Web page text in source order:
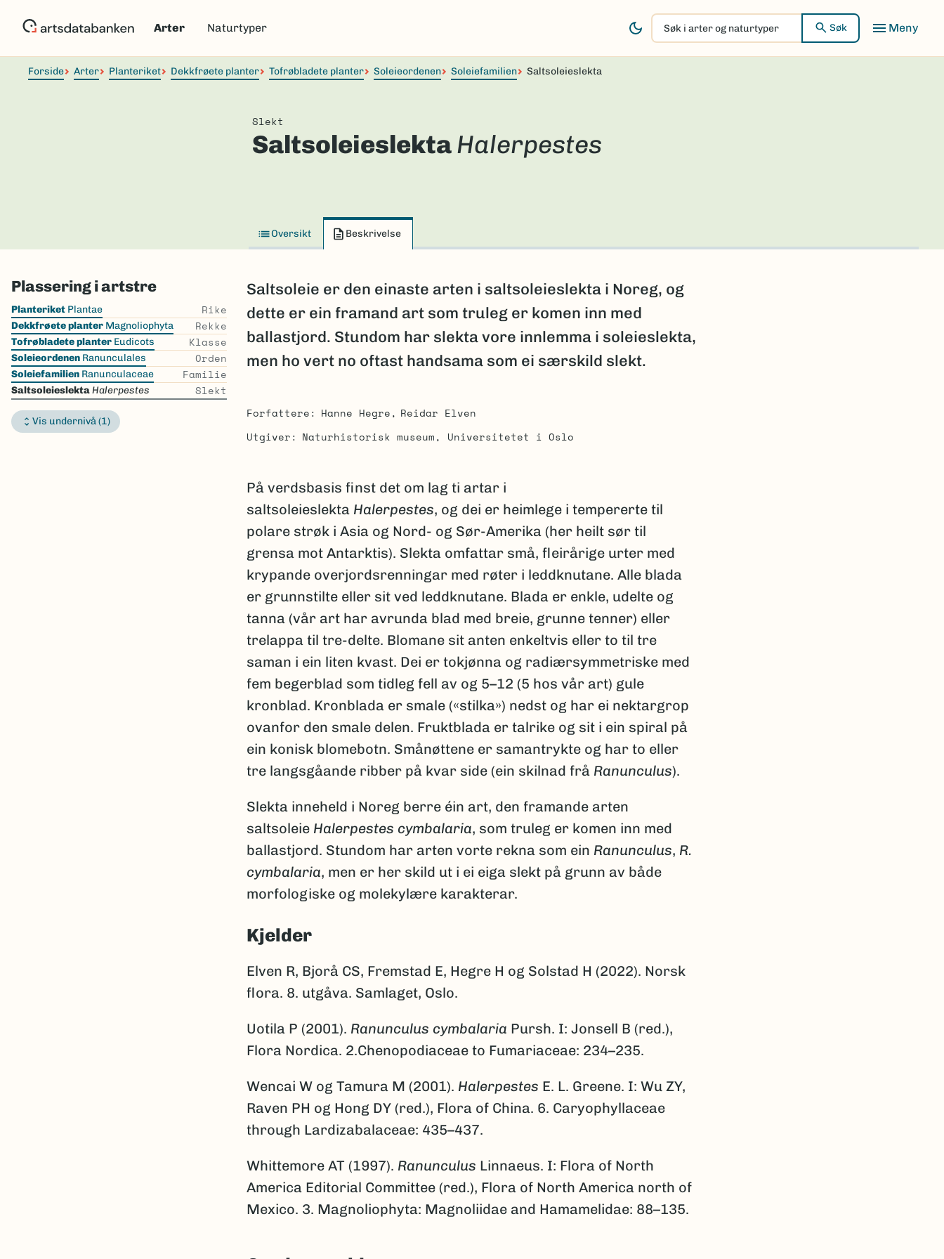
Arter Naturtyper
Søk
i
arter
Søk
Forside Arter Planteriket Dekkfrøete planter Tofrøbladete planter Soleieordenen Soleiefamilien Saltsoleieslekta
Slekt
SaltsoleieslektaHalerpestes
Oversikt Beskrivelse
Plassering i artstre
Skip
the
list
Planteriket Plantae Rike
Dekkfrøete planter Magnoliophyta Rekke
Tofrøbladete planter Eudicots Klasse
Soleieordenen Ranunculales Orden
Soleiefamilien Ranunculaceae Familie
SaltsoleieslektaHalerpestes Slekt
Vis undernivå (1)
Saltsoleie er den einaste arten i saltsoleieslekta i Noreg, og
dette er ein framand art som truleg er komen inn med
ballastjord. Stundom har slekta vore innlemma i soleieslekta,
men ho vert no oftast handsama som ei særskild slekt.
Forfattere Hanne Hegre
Reidar Elven
Utgiver
Naturhistorisk museum, Universitetet i Oslo
På verdsbasis finst det om lag ti artar i
saltsoleieslekta Halerpestes, og dei er heimlege i tempererte til
polare strøk i Asia og Nord- og Sør-Amerika (her heilt sør til
grensa mot Antarktis). Slekta omfattar små, fleirårige urter med
krypande overjordsrenningar med røter i leddknutane. Alle blada
er grunnstilte eller sit ved leddknutane. Blada er enkle, udelte og
tanna (vår art har avrunda blad med breie, grunne tenner) eller
trelappa til tre-delte. Blomane sit anten enkeltvis eller to til tre
saman i ein liten kvast. Dei er tokjønna og radiærsymmetriske med
fem begerblad som tidleg fell av og 5–12 (5 hos vår art) gule
kronblad. Kronblada er smale («stilka») nedst og har ei nektargrop
ovanfor den smale delen. Fruktblada er talrike og sit i ein spiral på
ein konisk blomebotn. Smånøttene er samantrykte og har to eller
tre langsgåande ribber på kvar side (ein skilnad frå Ranunculus).
Slekta inneheld i Noreg berre éin art, den framande arten
saltsoleie Halerpestes cymbalaria, som truleg er komen inn med
ballastjord. Stundom har arten vorte rekna som ein Ranunculus, R.
cymbalaria, men er her skild ut i ei eiga slekt på grunn av både
morfologiske og molekylære karakterar.
Kjelder
Elven R, Bjorå CS, Fremstad E, Hegre H og Solstad H (2022). Norsk
flora. 8. utgåva. Samlaget, Oslo.
Uotila P (2001). Ranunculus cymbalaria Pursh. I: Jonsell B (red.),
Flora Nordica. 2.Chenopodiaceae to Fumariaceae: 234–235.
Wencai W og Tamura M (2001). Halerpestes E. L. Greene. I: Wu ZY,
Raven PH og Hong DY (red.), Flora of China. 6. Caryophyllaceae
through Lardizabalaceae: 435–437.
Whittemore AT (1997). Ranunculus Linnaeus. I: Flora of North
America Editorial Committee (red.), Flora of North America north of
Mexico. 3. Magnoliophyta: Magnoliidae and Hamamelidae: 88–135.